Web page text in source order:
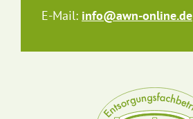
E-Mail: info@awn-online.de